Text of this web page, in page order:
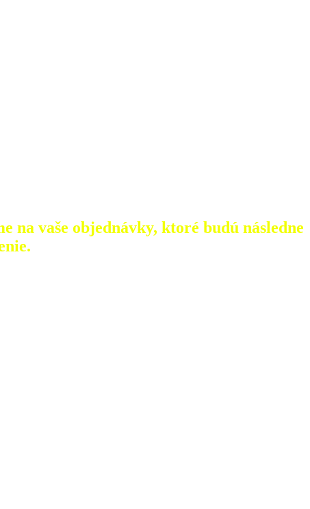
na vaše objednávky, ktoré budú následne